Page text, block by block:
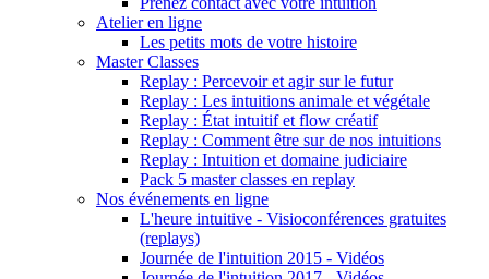
Atelier en ligne
Les petits mots de votre histoire
Master Classes
Replay : Percevoir et agir sur le futur
Replay : Les intuitions animale et végétale
Replay : État intuitif et flow créatif
Replay : Comment être sur de nos intuitions
Replay : Intuition et domaine judiciaire
Pack 5 master classes en replay
Nos événements en ligne
L'heure intuitive - Visioconférences gratuites
(replays)
Journée de l'intuition 2015 - Vidéos